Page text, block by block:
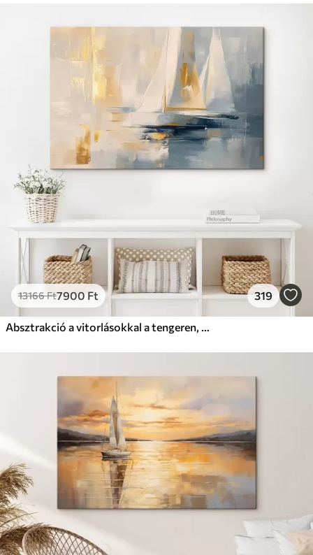
13166Ft7900 Ft 319
Absztrakció a vitorlásokkal a tengeren, akril stílusban, naplemente